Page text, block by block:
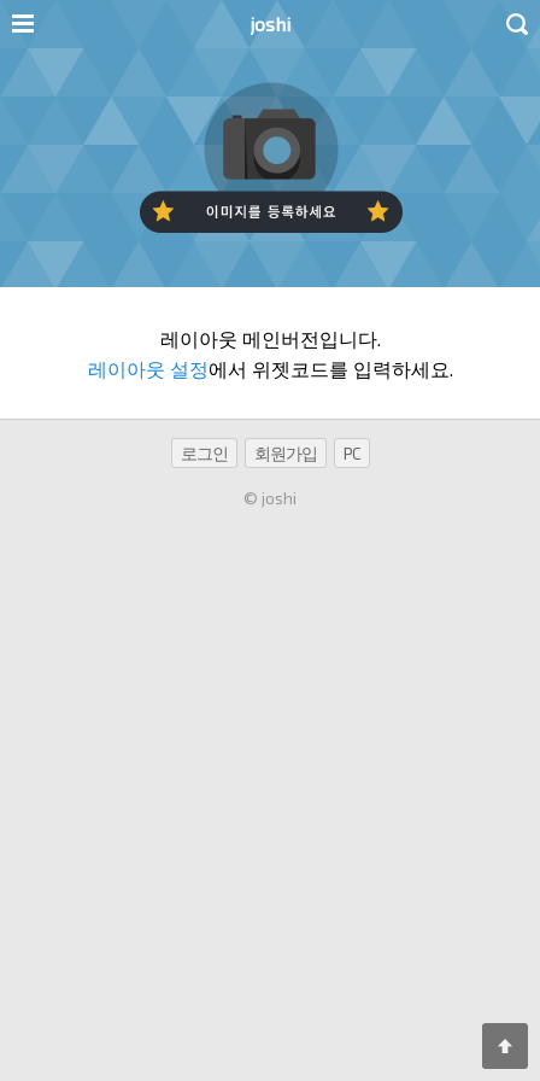
joshi
레이아웃 메인버전입니다.
레이아웃 설정에서 위젯코드를 입력하세요.
로그인 회원가입 PC
© joshi